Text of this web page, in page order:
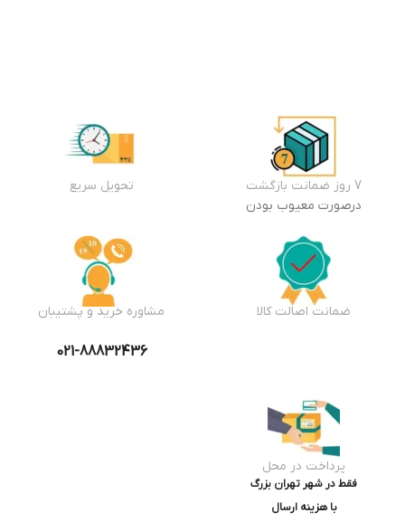
7 روز ضمانت بازگشت
درصورت معیوب بودن
تحویل سریع
ضمانت اصالت کالا مشاوره خرید و پشتیبان
021-88832436
پرداخت در محل
فقط در شهر تهران بزرگ
با هزینه ارسال